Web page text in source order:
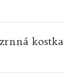
kostka